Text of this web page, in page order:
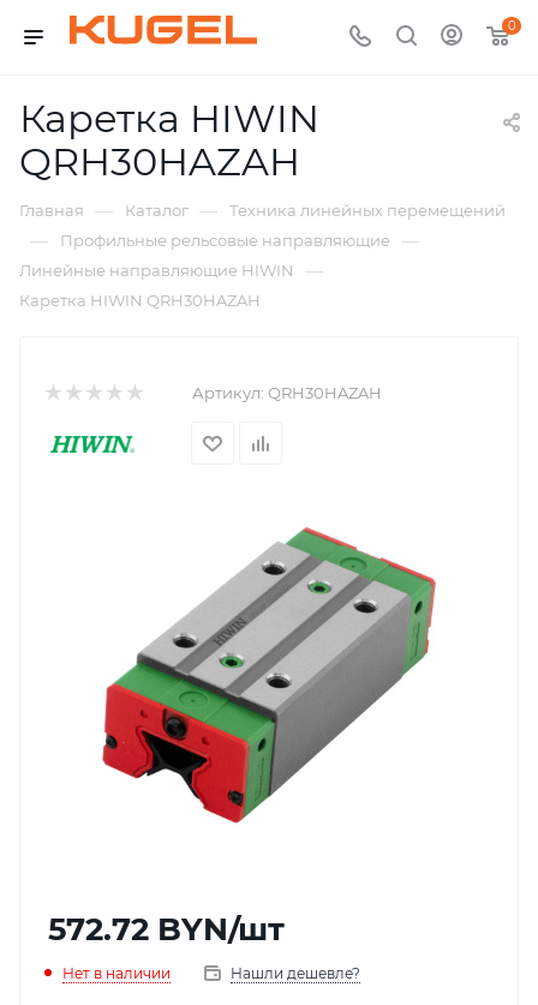
0
Каретка HIWIN
QRH30HAZAH
Главная — Каталог — Техника линейных перемещений
— Профильные рельсовые направляющие —
Линейные направляющие HIWIN —
Каретка HIWIN QRH30HAZAH
Артикул: QRH30HAZAH
572.72 BYN/шт
Нет в наличии Нашли дешевле?